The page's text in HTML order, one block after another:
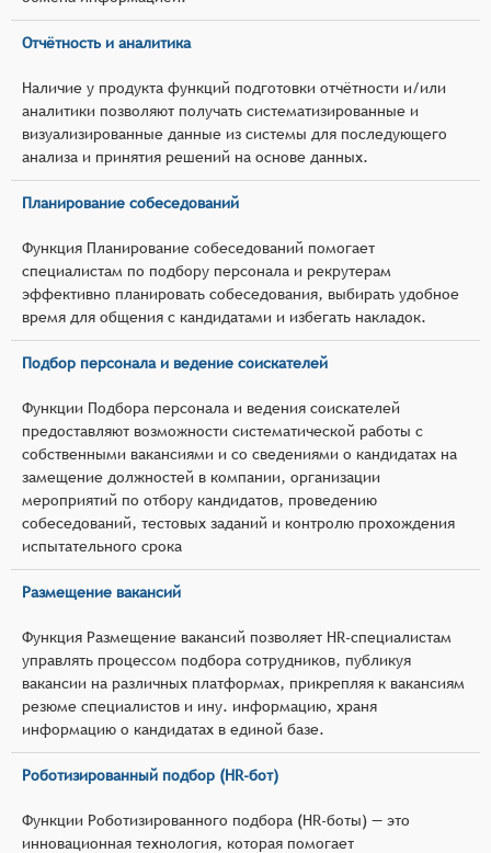
Отчётность и аналитика
Наличие у продукта функций подготовки отчётности и/или
аналитики позволяют получать систематизированные и
визуализированные данные из системы для последующего
анализа и принятия решений на основе данных.
Планирование собеседований
Функция Планирование собеседований помогает
специалистам по подбору персонала и рекрутерам
эффективно планировать собеседования, выбирать удобное
время для общения с кандидатами и избегать накладок.
Подбор персонала и ведение соискателей
Функции Подбора персонала и ведения соискателей
предоставляют возможности систематической работы с
собственными вакансиями и со сведениями о кандидатах на
замещение должностей в компании, организации
мероприятий по отбору кандидатов, проведению
собеседований, тестовых заданий и контролю прохождения
испытательного срока
Размещение вакансий
Функция Размещение вакансий позволяет HR-специалистам
управлять процессом подбора сотрудников, публикуя
вакансии на различных платформах, прикрепляя к вакансиям
резюме специалистов и ину. информацию, храня
информацию о кандидатах в единой базе.
Роботизированный подбор (HR-бот)
Функции Роботизированного подбора (HR-боты) — это
инновационная технология, которая помогает